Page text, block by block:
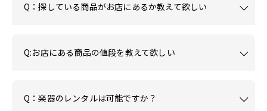
Q：探している商品がお店にあるか教えて欲しい
Q:お店にある商品の値段を教えて欲しい
Q：楽器のレンタルは可能ですか？